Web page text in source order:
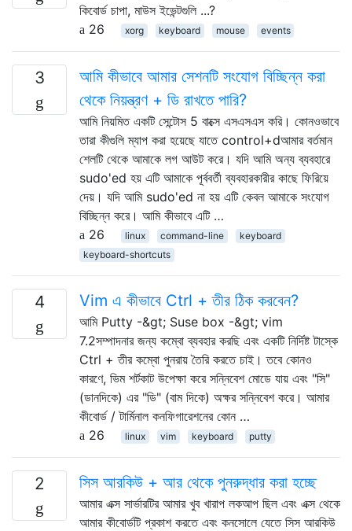
কিবোর্ড চাপা, মাউস ইভেন্টগুলি ...?
26
xorg keyboard mouse events
3
আমি কীভাবে আমার সেশনটি সংযোগ বিচ্ছিন্ন করা
থেকে নিয়ন্ত্রণ + ডি রাখতে পারি?
আমি নিয়মিত একটি সেন্টোস 5 বাক্সে এসএসএস করি। কোনওভাবে
তারা কীগুলি ম্যাপ করা হয়েছে যাতে control+dআমার বর্তমান
শেলটি থেকে আমাকে লগ আউট করে। যদি আমি অন্য ব্যবহারে
sudo'ed হয় এটি আমাকে পূর্ববর্তী ব্যবহারকারীর কাছে ফিরিয়ে
দেয়। যদি আমি sudo'ed না হয় এটি কেবল আমাকে সংযোগ
বিচ্ছিন্ন করে। আমি কীভাবে এটি …
26
linux command-line
keyboard
keyboard-shortcuts
4 Vim এ কীভাবে Ctrl + তীর ঠিক করবেন?
আমি Putty -&gt; Suse box -&gt; vim
7.2সম্পাদনার জন্য কম্বো ব্যবহার করছি এবং একটি নির্দিষ্ট টাস্কে
Ctrl + তীর কম্বো পুনরায় তৈরি করতে চাই। তবে কোনও
কারণে, ভিম শর্টকাট উপেক্ষা করে সন্নিবেশ মোডে যায় এবং "সি"
(ডানদিকে) এর "ডি" (বাম দিকে) অক্ষর সন্নিবেশ করে। আমার
কীবোর্ড / টার্মিনাল কনফিগারেশনের কোন …
26
linux vim keyboard putty
2 সিস আরকিউ + আর থেকে পুনরুদ্ধার করা হচ্ছে
আমার এক্স সার্ভারটির আমার খুব খারাপ লকআপ ছিল এবং এক্স থেকে
আমার কীবোর্ডটি প্রকাশ করতে এবং কনসোলে যেতে সিস আরকিউ